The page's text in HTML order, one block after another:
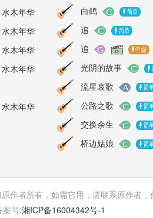
水木年华
水木年华
水木年华
水木年华
水木年华
白鸽
追
追
光阴的故事
流星哀歌
公路之歌
交换余生
桥边姑娘
作者所有，如需它用，请联系原作者，
案号:湘ICP备16004342号-1